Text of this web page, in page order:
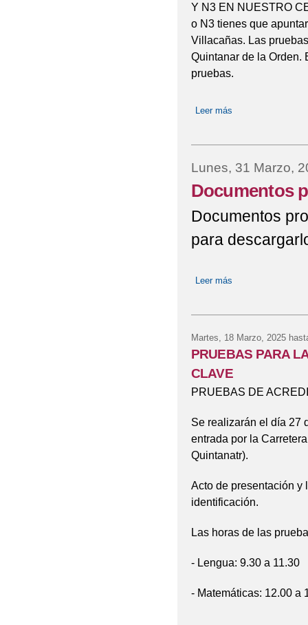
Y N3 EN NUESTRO
o N3 tienes que
Villacañas. Las
Quintanar de la Orden.
pruebas.
Leer más
Lunes, 31 Marzo,
Documentos
Documentos
para
Leer más
Martes, 18 Marzo, 2025
PRUEBAS PARA
CLAVE
PRUEBAS DE
Se realizarán el día 27
entrada por la
Quintanatr).
Acto de presentación y
identificación.
Las horas de las
- Lengua: 9.30 a 11.30
- Matemáticas: 12.00 a